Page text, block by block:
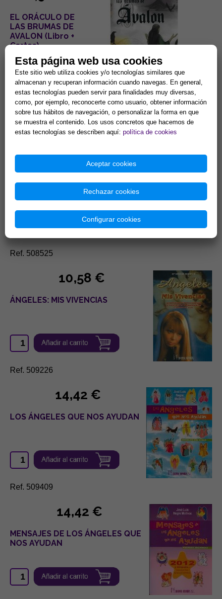
EL ORÁCULO DE
LAS BRUMAS DE
AVALON (Libro +
Cartas)
Ref. 507497
DE LOS
ÁNGELES
Ref. 508525
10,58 €
ÁNGELES: MIS VIVENCIAS
Ref. 509226
14,42 €
LOS ÁNGELES QUE NOS AYUDAN
Ref. 509409
14,42 €
MENSAJES DE LOS ÁNGELES QUE
NOS AYUDAN
Esta página web usa cookies
Este sitio web utiliza cookies y/o tecnologías similares que
almacenan y recuperan información cuando navegas. En general,
estas tecnologías pueden servir para finalidades muy diversas,
como, por ejemplo, reconocerte como usuario, obtener información
sobre tus hábitos de navegación, o personalizar la forma en que
se muestra el contenido. Los usos concretos que hacemos de
estas tecnologías se describen aquí: política de cookies
Aceptar cookies
Rechazar cookies
Configurar cookies